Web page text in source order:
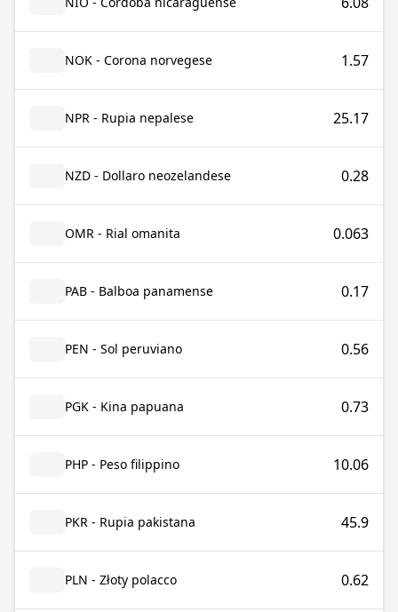
NOK - Corona norvegese 1.57
NPR - Rupia nepalese 25.17
NZD - Dollaro neozelandese 0.28
OMR - Rial omanita 0.063
PAB - Balboa panamense 0.17
PEN - Sol peruviano 0.56
PGK - Kina papuana 0.73
PHP - Peso filippino 10.06
PKR - Rupia pakistana 45.9
PLN - Złoty polacco 0.62